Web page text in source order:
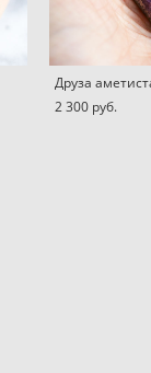
Друза
2 300 pуб.